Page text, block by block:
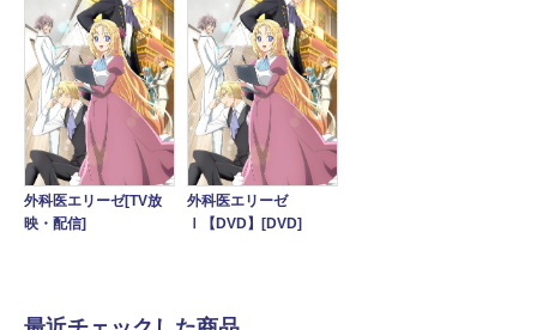
外科医エリーゼ[TV放
映・配信]
外科医エリーゼ
Ⅰ【DVD】[DVD]